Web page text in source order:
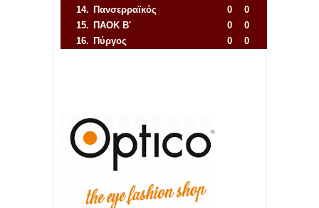
14. Πανσερραϊκός 0
0
15. ΠΑΟΚ Β' 0
0
16. Πύργος 0
0